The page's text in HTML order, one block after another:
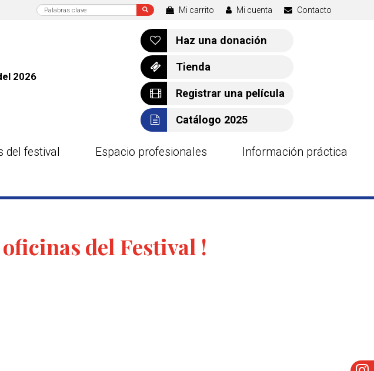
Mi carrito Mi cuenta Contacto
2026
Haz una donación
Tienda
Registrar una película
Catálogo 2025
del festival Espacio profesionales Información práctica
del Festival !